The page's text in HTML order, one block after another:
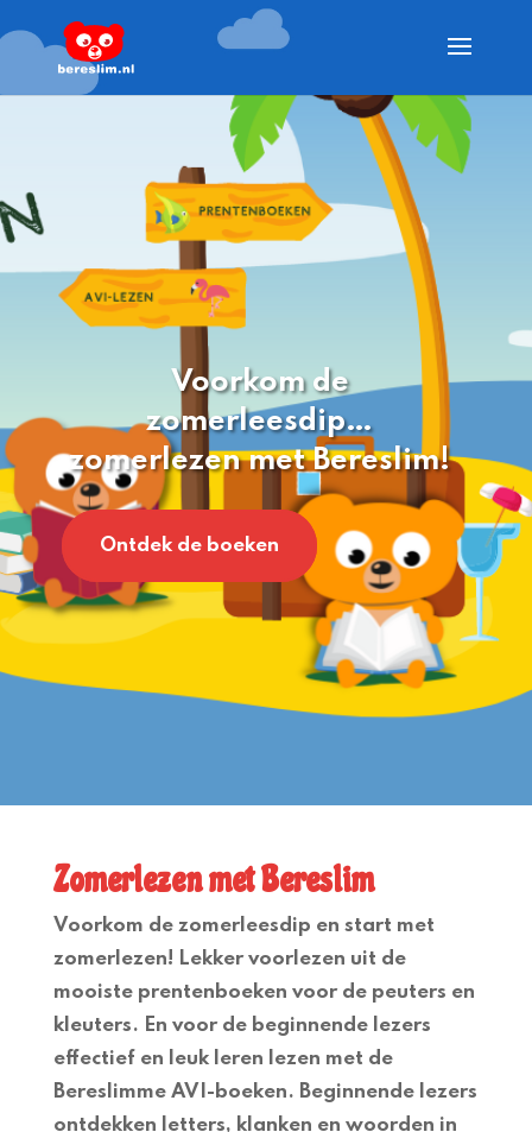
Voorkom de
zomerleesdip…
zomerlezen met Bereslim!
Ontdek de boeken
Zomerlezen met Bereslim
Voorkom de zomerleesdip en start met
zomerlezen! Lekker voorlezen uit de
mooiste prentenboeken voor de peuters en
kleuters. En voor de beginnende lezers
effectief en leuk leren lezen met de
Bereslimme AVI-boeken. Beginnende lezers
ontdekken letters, klanken en woorden in